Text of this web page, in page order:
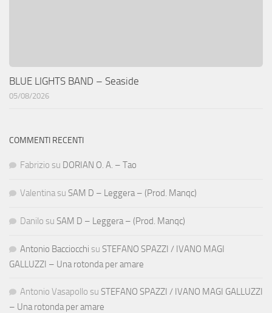
BLUE LIGHTS BAND – Seaside
05/08/2026
COMMENTI RECENTI
Fabrizio su DORIAN O. A. – Tao
Valentina su SAM D – Leggera – (Prod. Manqc)
Danilo su SAM D – Leggera – (Prod. Manqc)
Antonio Bacciocchi su STEFANO SPAZZI / IVANO MAGI
GALLUZZI – Una rotonda per amare
Antonio Vasapollo su STEFANO SPAZZI / IVANO MAGI GALLUZZI
– Una rotonda per amare